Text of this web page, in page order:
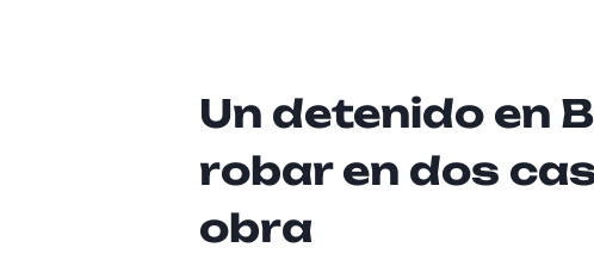
Un detenido en
robar en dos
obra